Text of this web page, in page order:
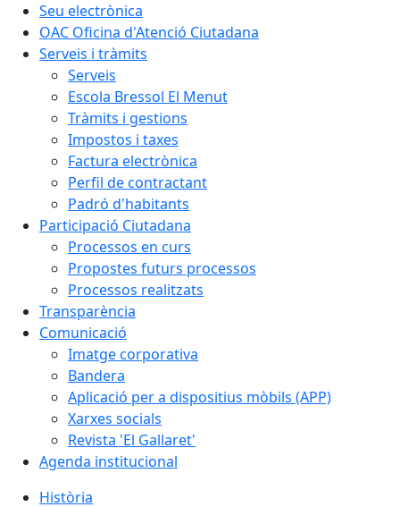
Seu electrònica
OAC Oficina d'Atenció Ciutadana
Serveis i tràmits
Serveis
Escola Bressol El Menut
Tràmits i gestions
Impostos i taxes
Factura electrònica
Perfil de contractant
Padró d'habitants
Participació Ciutadana
Processos en curs
Propostes futurs processos
Processos realitzats
Transparència
Comunicació
Imatge corporativa
Bandera
Aplicació per a dispositius mòbils (APP)
Xarxes socials
Revista 'El Gallaret'
Agenda institucional
Història